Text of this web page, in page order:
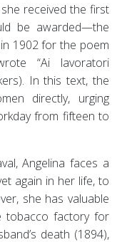
received the first
be awarded—the
1902 for the poem
“Ai lavoratori
In this text, the
directly, urging
from fifteen to
Angelina faces a
again in her life, to
she has valuable
tobacco factory for
death (1894),